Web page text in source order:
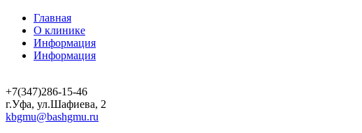
Главная
О клинике
Информация
Информация
+7(347)286-15-46
г.Уфа, ул.Шафиева, 2
kbgmu@bashgmu.ru